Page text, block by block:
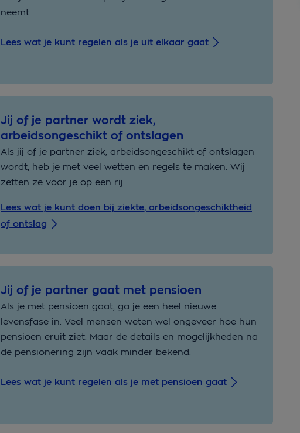
neemt.
Lees wat je kunt regelen als je uit elkaar gaat
Jij of je partner wordt ziek,
arbeidsongeschikt of ontslagen
Als jij of je partner ziek, arbeidsongeschikt of ontslagen
wordt, heb je met veel wetten en regels te maken. Wij
zetten ze voor je op een rij.
Lees wat je kunt doen bij ziekte, arbeidsongeschiktheid
of ontslag
Jij of je partner gaat met pensioen
Als je met pensioen gaat, ga je een heel nieuwe
levensfase in. Veel mensen weten wel ongeveer hoe hun
pensioen eruit ziet. Maar de details en mogelijkheden na
de pensionering zijn vaak minder bekend.
Lees wat je kunt regelen als je met pensioen gaat